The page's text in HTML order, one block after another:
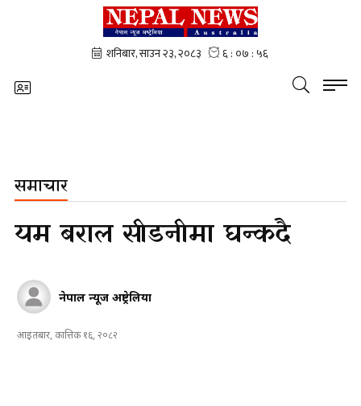
समाचार
यम बराल सीडनीमा घन्कदै
नेपाल न्यूज अष्ट्रेलिया
आइतबार, कात्तिक १६, २०८२